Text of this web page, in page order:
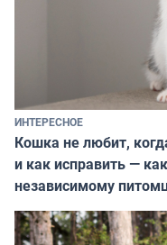
ИНТЕРЕСНОЕ
Кошка не любит,
и как исправить —
независимому